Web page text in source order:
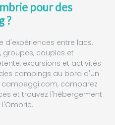
pour des
?
d'expériences entre lacs,
groupes, couples et
excursions et activités
campings au bord d'un
campeggi.com, comparez
et trouvez l'hébergement